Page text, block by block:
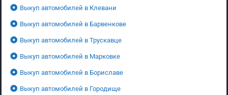
Выкуп автомобилей в Клевани
Выкуп автомобилей в Барвенкове
Выкуп автомобилей в Трускавце
Выкуп автомобилей в Марковке
Выкуп автомобилей в Бориславе
Выкуп автомобилей в Городище